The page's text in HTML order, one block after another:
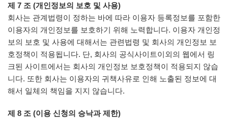
제 7 조 (개인정보의 보호 및 사용)
회사는 관계법령이 정하는 바에 따라 이용자 등록정보를 포함한
이용자의 개인정보를 보호하기 위해 노력합니다. 이용자 개인정
보의 보호 및 사용에 대해서는 관련법령 및 회사의 개인정보 보
호정책이 적용됩니다. 단, 회사의 공식사이트이외의 웹에서 링
크된 사이트에서는 회사의 개인정보 보호정책이 적용되지 않습
니다. 또한 회사는 이용자의 귀책사유로 인해 노출된 정보에 대
해서 일체의 책임을 지지 않습니다.
제 8 조 (이용 신청의 승낙과 제한)